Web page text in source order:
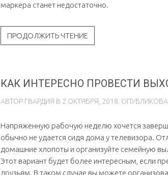
маркера станет недостаточно.
ПРОДОЛЖИТЬ ЧТЕНИЕ
КАК ИНТЕРЕСНО ПРОВЕСТИ
АВТОР ГВАРДИЯ В 2 ОКТЯБРЯ, 2018.
Напряженную рабочую неделю хочется
обычно не удается сидя дома у телевизора.
домашние хлопоты и организуйте семейную
Этот вариант будет более интересным, если
друзьям. В таком случае вы можете